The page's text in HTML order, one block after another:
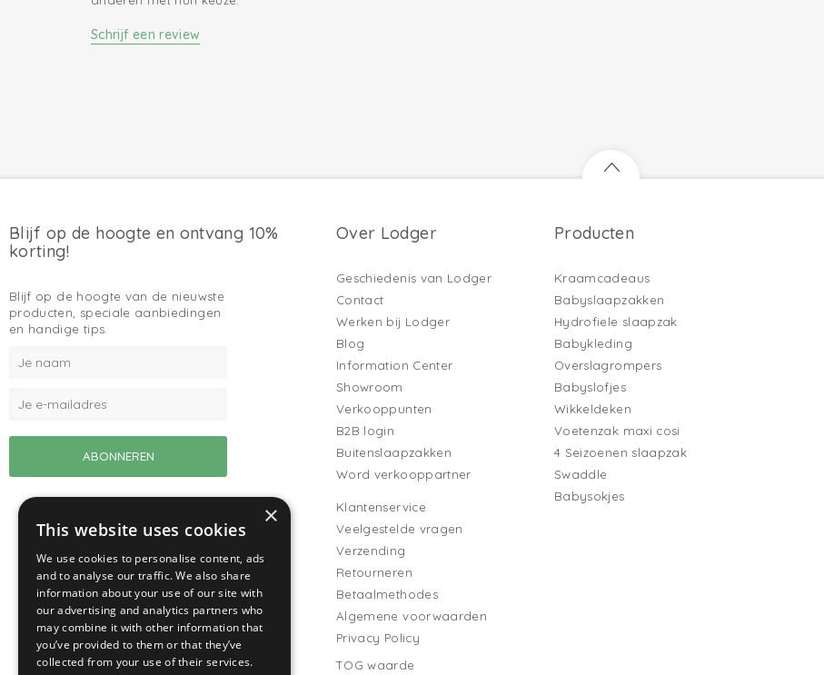
Schrijf een review
Blijf op de hoogte en ontvang 10%
korting!
Blijf op de hoogte van de nieuwste
producten, speciale aanbiedingen
en handige tips.
Over Lodger
Geschiedenis van Lodger
Contact
Werken bij Lodger
Blog
Information Center
Showroom
Verkooppunten
B2B login
Buitenslaapzakken
Word verkooppartner
Klantenservice
Veelgestelde vragen
Verzending
Retourneren
Betaalmethodes
Algemene voorwaarden
Privacy Policy
TOG waarde
Producten
Kraamcadeaus
Babyslaapzakken
Hydrofiele slaapzak
Babykleding
Overslagrompers
Babyslofjes
Wikkeldeken
Voetenzak maxi cosi
4 Seizoenen slaapzak
Swaddle
Babysokjes
×
This website uses cookies
We use cookies to personalise content, ads
and to analyse our traffic. We also share
information about your use of our site with
our advertising and analytics partners who
may combine it with other information that
you’ve provided to them or that they’ve
collected from your use of their services.